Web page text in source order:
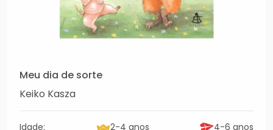
Meu dia de sorte
Keiko Kasza
Idade: 2-4 anos 4-6 anos